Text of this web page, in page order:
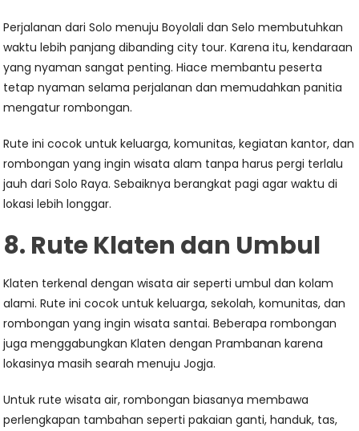
Perjalanan dari Solo menuju Boyolali dan Selo membutuhkan
waktu lebih panjang dibanding city tour. Karena itu, kendaraan
yang nyaman sangat penting. Hiace membantu peserta
tetap nyaman selama perjalanan dan memudahkan panitia
mengatur rombongan.
Rute ini cocok untuk keluarga, komunitas, kegiatan kantor, dan
rombongan yang ingin wisata alam tanpa harus pergi terlalu
jauh dari Solo Raya. Sebaiknya berangkat pagi agar waktu di
lokasi lebih longgar.
8. Rute Klaten dan Umbul
Klaten terkenal dengan wisata air seperti umbul dan kolam
alami. Rute ini cocok untuk keluarga, sekolah, komunitas, dan
rombongan yang ingin wisata santai. Beberapa rombongan
juga menggabungkan Klaten dengan Prambanan karena
lokasinya masih searah menuju Jogja.
Untuk rute wisata air, rombongan biasanya membawa
perlengkapan tambahan seperti pakaian ganti, handuk, tas,